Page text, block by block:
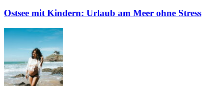
Ostsee mit Kindern: Urlaub am Meer ohne Stress